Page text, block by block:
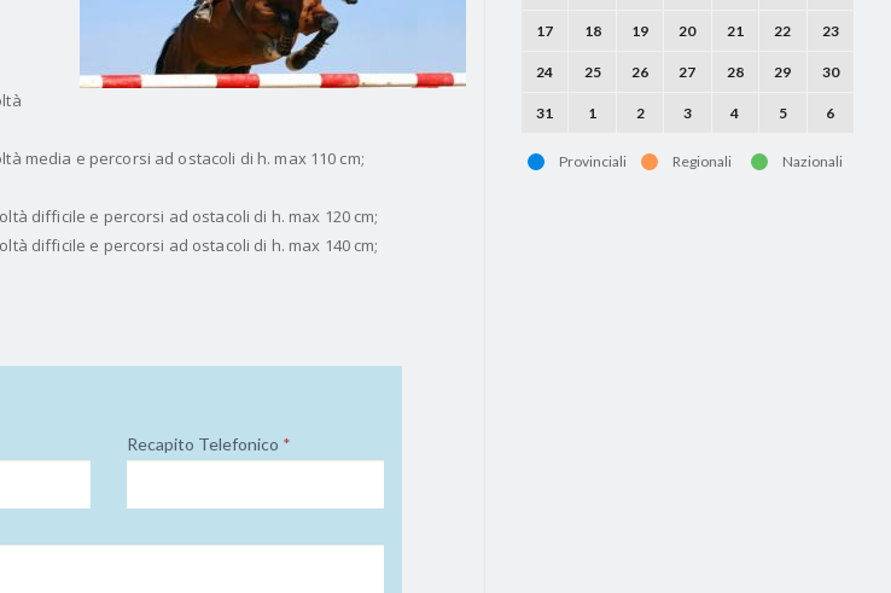
media e percorsi ad ostacoli di h. max 110 cm;
difficile e percorsi ad ostacoli di h. max 120 cm;
difficile e percorsi ad ostacoli di h. max 140 cm;
Recapito Telefonico *
17 18 19 20 21 22 23
24 25 26 27 28 29 30
31 1 2 3 4 5 6
Provinciali Regionali Nazionali